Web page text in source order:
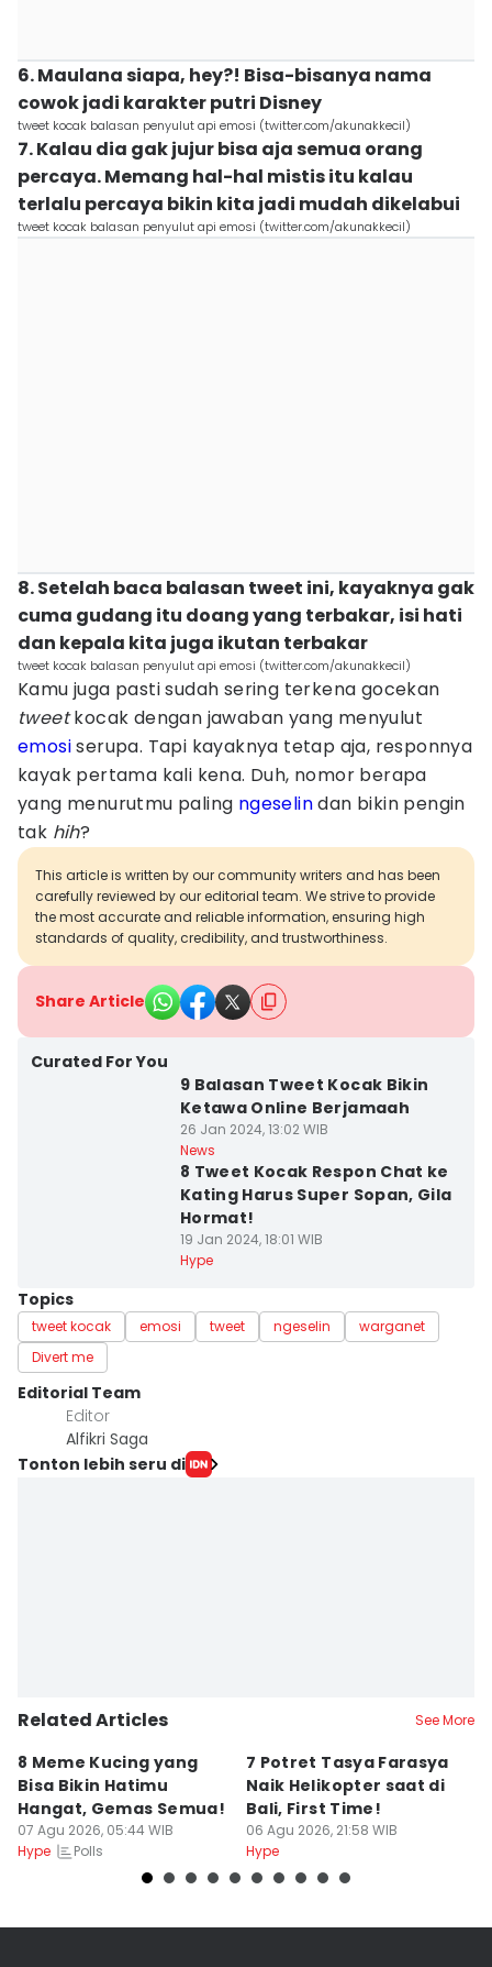
6. Maulana siapa, hey?! Bisa-bisanya nama
cowok jadi karakter putri Disney
tweet kocak balasan penyulut api emosi (twitter.com/akunakkecil)
7. Kalau dia gak jujur bisa aja semua orang
percaya. Memang hal-hal mistis itu kalau
terlalu percaya bikin kita jadi mudah dikelabui
tweet kocak balasan penyulut api emosi (twitter.com/akunakkecil)
8. Setelah baca balasan tweet ini, kayaknya gak
cuma gudang itu doang yang terbakar, isi hati
dan kepala kita juga ikutan terbakar
tweet kocak balasan penyulut api emosi (twitter.com/akunakkecil)
Kamu juga pasti sudah sering terkena gocekan
tweetkocak dengan jawaban yang menyulut
emosiserupa. Tapi kayaknya tetap aja, responnya
kayak pertama kali kena. Duh, nomor berapa
yang menurutmu paling ngeselindan bikin pengin
tak hih?
This article is written by our community writers and has been
carefully reviewed by our editorial team. We strive to provide
the most accurate and reliable information, ensuring high
standards of quality, credibility, and trustworthiness.
Share Article
Curated For You
9 Balasan Tweet Kocak Bikin
Ketawa Online Berjamaah
26 Jan 2024, 13:02 WIB
News
8 Tweet Kocak Respon Chat ke
Kating Harus Super Sopan, Gila
Hormat!
19 Jan 2024, 18:01 WIB
Hype
Topics
tweet kocak emosi tweet ngeselin
warganet
Divert me
Editorial Team
Editor
Alfikri Saga
Tonton lebih seru di
Related Articles See More
8 Meme Kucing yang
Bisa Bikin Hatimu
Hangat, Gemas Semua!
07 Agu 2026, 05:44 WIB
Hype
Polls
7 Potret Tasya Farasya
Naik Helikopter saat di
Bali, First Time!
06 Agu 2026, 21:58 WIB
Hype